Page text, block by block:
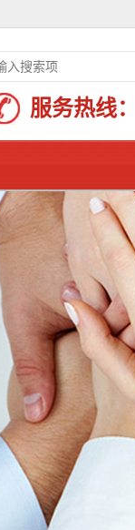
服务热线：